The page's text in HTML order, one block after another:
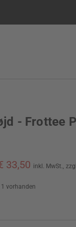
- Frottee
33,50 inkl. MwSt.,
vorhanden